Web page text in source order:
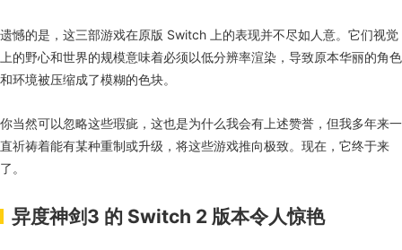
遗憾的是，这三部游戏在原版 Switch 上的表现并不尽如人意。它们视觉
上的野心和世界的规模意味着必须以低分辨率渲染，导致原本华丽的角色
和环境被压缩成了模糊的色块。
你当然可以忽略这些瑕疵，这也是为什么我会有上述赞誉，但我多年来一
直祈祷着能有某种重制或升级，将这些游戏推向极致。现在，它终于来
了。
异度神剑3 的 Switch 2 版本令人惊艳